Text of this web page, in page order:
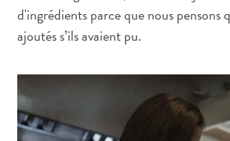
Planifiez
votre
visite
d'ingrédients parce que nous pensons
ajoutés s’ils avaient pu.